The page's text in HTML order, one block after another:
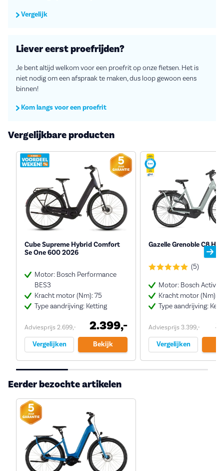
Vergelijk
Liever eerst proefrijden?
Je bent altijd welkom voor een proefrit op onze fietsen. Het is
niet nodig om een afspraak te maken, dus loop gewoon eens
binnen!
Kom langs voor een proefrit
Vergelijkbare producten
Cube Supreme Hybrid Comfort
Se One 600 2026
Motor: Bosch Performance
BES3
Kracht motor (Nm): 75
Type aandrijving: Ketting
Adviesprijs 2.699,- 2.399,-
Vergelijken Bekijk
Gazelle Grenoble C8
(5)
Motor: Bosch Active
Kracht motor (Nm):
Type aandrijving:
Adviesprijs 3.399,-
Vergelijken
Eerder bezochte artikelen